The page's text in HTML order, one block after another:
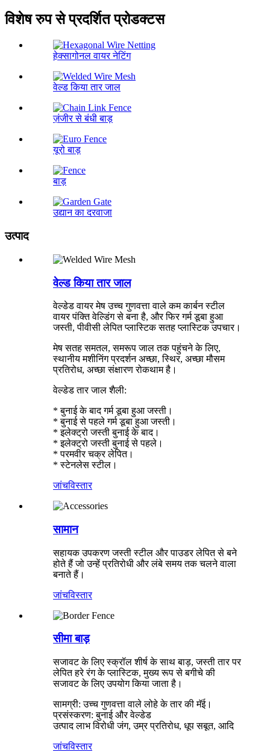
विशेष रुप से प्रदर्शित प्रोडक्टस
हेक्सागोनल वायर नेटिंग
वेल्ड किया तार जाल
ज़ंजीर से बंधी बाड़
यूरो बाड़
बाड़
उद्यान का दरवाजा
उत्पाद
वेल्ड किया तार जाल
वेल्डेड वायर मेष उच्च गुणवत्ता वाले कम कार्बन स्टील
वायर पंक्ति वेल्डिंग से बना है, और फिर गर्म डूबा हुआ
जस्ती, पीवीसी लेपित प्लास्टिक सतह प्लास्टिक उपचार।
मेष सतह समतल, समरूप जाल तक पहुंचने के लिए,
स्थानीय मशीनिंग प्रदर्शन अच्छा, स्थिर, अच्छा मौसम
प्रतिरोध, अच्छा संक्षारण रोकथाम है।
वेल्डेड तार जाल शैली:
* बुनाई के बाद गर्म डूबा हुआ जस्ती।
* बुनाई से पहले गर्म डूबा हुआ जस्ती।
* इलेक्ट्रो जस्ती बुनाई के बाद।
* इलेक्ट्रो जस्ती बुनाई से पहले।
* परमवीर चक्र लेपित।
* स्टेनलेस स्टील।
जांचविस्तार
सामान
सहायक उपकरण जस्ती स्टील और पाउडर लेपित से बने
होते हैं जो उन्हें प्रतिरोधी और लंबे समय तक चलने वाला
बनाते हैं।
जांचविस्तार
सीमा बाड़
सजावट के लिए स्क्रॉल शीर्ष के साथ बाड़, जस्ती तार पर
लेपित हरे रंग के प्लास्टिक, मुख्य रूप से बगीचे की
सजावट के लिए उपयोग किया जाता है।
सामग्री: उच्च गुणवत्ता वाले लोहे के तार की मॅई।
प्रसंस्करण: बुनाई और वेल्डेड
उत्पाद लाभ विरोधी जंग, उम्र प्रतिरोध, धूप सबूत, आदि
जांचविस्तार